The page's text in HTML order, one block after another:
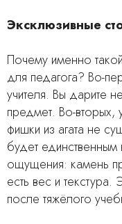
Эксклюзивные
Почему именно
для педагога? Во-
учителя. Вы дарите
предмет. Во-вторых,
фишки из агата не
будет единственным
ощущения: камень
есть вес и текстура.
после тяжёлого